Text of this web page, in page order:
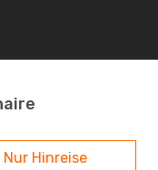
Nur Hinreise